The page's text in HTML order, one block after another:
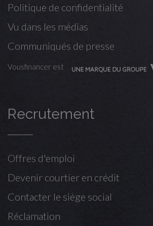
Politique de confidentialité
Vu dans les médias
Communiqués de presse
Vousfinancer est
Recrutement
Offres d'emploi
Devenir courtier en crédit
Contacter le siège social
Réclamation